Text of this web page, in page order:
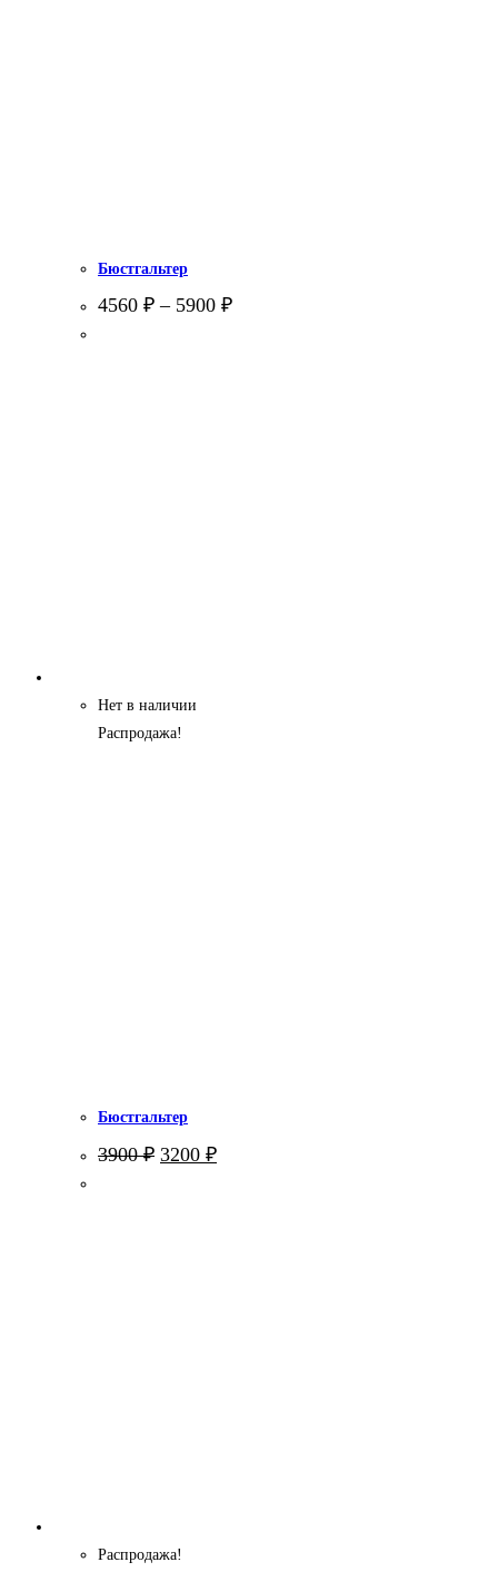
Бюстгальтер
4560 ₽ – 5900 ₽
Нет в наличии
Распродажа!
Бюстгальтер
3900₽ Первоначальная
цена
3200 ₽Текущая
цена:
Распродажа!